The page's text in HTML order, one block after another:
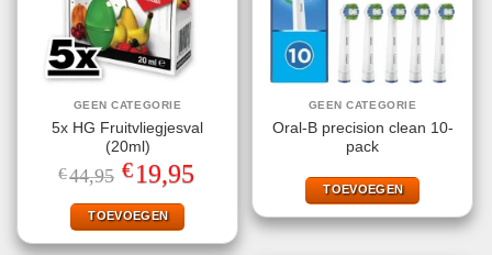
GEEN CATEGORIE
5x HG Fruitvliegjesval
(20ml)
€44,95 Oorspronkelijke
prijs
was:
€44,95.
€19,95prijs
TOEVOEGEN
GEEN CATEGORIE
Oral-B precision clean 10-
pack
TOEVOEGEN